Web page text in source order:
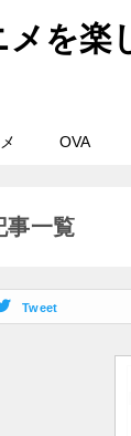
を楽
OVA
事一覧
Tweet